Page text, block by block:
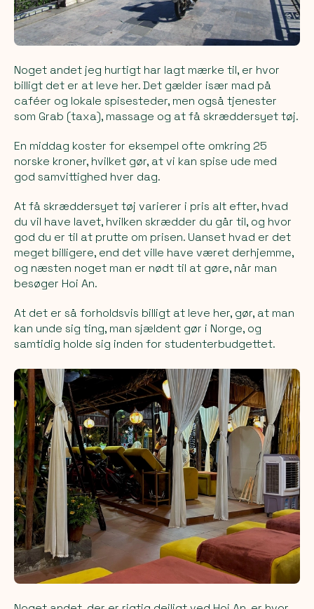
Noget andet jeg hurtigt har lagt mærke til, er hvor
billigt det er at leve her. Det gælder især mad på
caféer og lokale spisesteder, men også tjenester
som Grab (taxa), massage og at få skræddersyet tøj.
En middag koster for eksempel ofte omkring 25
norske kroner, hvilket gør, at vi kan spise ude med
god samvittighed hver dag.
At få skræddersyet tøj varierer i pris alt efter, hvad
du vil have lavet, hvilken skrædder du går til, og hvor
god du er til at prutte om prisen. Uanset hvad er det
meget billigere, end det ville have været derhjemme,
og næsten noget man er nødt til at gøre, når man
besøger Hoi An.
At det er så forholdsvis billigt at leve her, gør, at man
kan unde sig ting, man sjældent gør i Norge, og
samtidig holde sig inden for studenterbudgettet.